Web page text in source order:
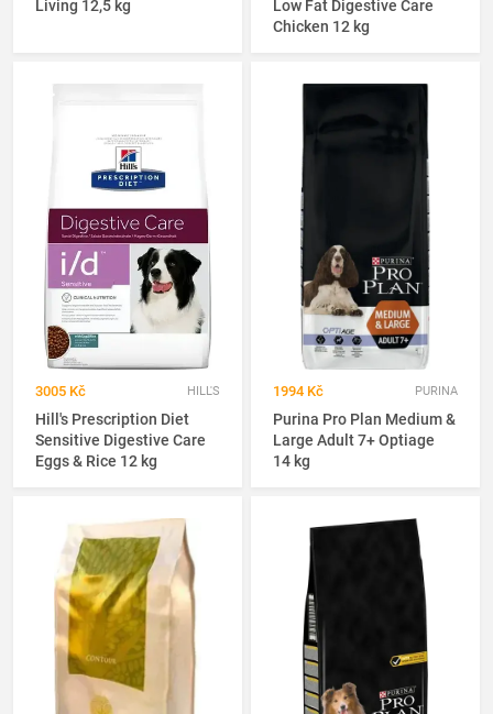
Living 12,5 kg
Low Fat Digestive Care
Chicken 12 kg
3005 Kč HILL'S
Hill's Prescription Diet
Sensitive Digestive Care
Eggs & Rice 12 kg
1994 Kč PURINA
Purina Pro Plan Medium &
Large Adult 7+ Optiage
14 kg